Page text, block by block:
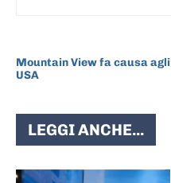
Mountain View fa causa agli
USA
LEGGI ANCHE...